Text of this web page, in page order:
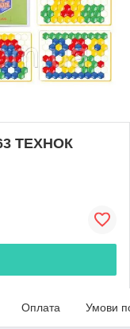
ТЕХНОК
Оплата Умови